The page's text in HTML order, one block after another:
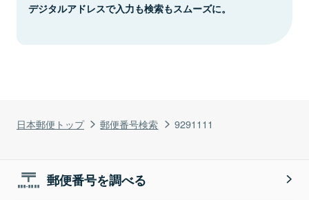
日本郵便トップ 郵便番号検索 9291111
デジタルアドレスで入力も検索もスムーズに。
郵便番号を調べる